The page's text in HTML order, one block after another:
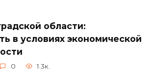
области:
в условиях экономической
0 1.3к.